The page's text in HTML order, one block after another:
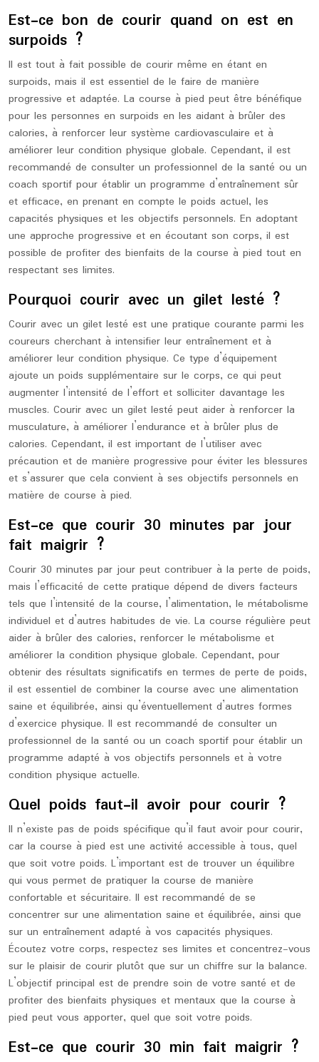
Est-ce bon de courir quand on est en
surpoids ?
Il est tout à fait possible de courir même en étant en
surpoids, mais il est essentiel de le faire de manière
progressive et adaptée. La course à pied peut être bénéfique
pour les personnes en surpoids en les aidant à brûler des
calories, à renforcer leur système cardiovasculaire et à
améliorer leur condition physique globale. Cependant, il est
recommandé de consulter un professionnel de la santé ou un
coach sportif pour établir un programme d’entraînement sûr
et efficace, en prenant en compte le poids actuel, les
capacités physiques et les objectifs personnels. En adoptant
une approche progressive et en écoutant son corps, il est
possible de profiter des bienfaits de la course à pied tout en
respectant ses limites.
Pourquoi courir avec un gilet lesté ?
Courir avec un gilet lesté est une pratique courante parmi les
coureurs cherchant à intensifier leur entraînement et à
améliorer leur condition physique. Ce type d’équipement
ajoute un poids supplémentaire sur le corps, ce qui peut
augmenter l’intensité de l’effort et solliciter davantage les
muscles. Courir avec un gilet lesté peut aider à renforcer la
musculature, à améliorer l’endurance et à brûler plus de
calories. Cependant, il est important de l’utiliser avec
précaution et de manière progressive pour éviter les blessures
et s’assurer que cela convient à ses objectifs personnels en
matière de course à pied.
Est-ce que courir 30 minutes par jour
fait maigrir ?
Courir 30 minutes par jour peut contribuer à la perte de poids,
mais l’efficacité de cette pratique dépend de divers facteurs
tels que l’intensité de la course, l’alimentation, le métabolisme
individuel et d’autres habitudes de vie. La course régulière peut
aider à brûler des calories, renforcer le métabolisme et
améliorer la condition physique globale. Cependant, pour
obtenir des résultats significatifs en termes de perte de poids,
il est essentiel de combiner la course avec une alimentation
saine et équilibrée, ainsi qu’éventuellement d’autres formes
d’exercice physique. Il est recommandé de consulter un
professionnel de la santé ou un coach sportif pour établir un
programme adapté à vos objectifs personnels et à votre
condition physique actuelle.
Quel poids faut-il avoir pour courir ?
Il n’existe pas de poids spécifique qu’il faut avoir pour courir,
car la course à pied est une activité accessible à tous, quel
que soit votre poids. L’important est de trouver un équilibre
qui vous permet de pratiquer la course de manière
confortable et sécuritaire. Il est recommandé de se
concentrer sur une alimentation saine et équilibrée, ainsi que
sur un entraînement adapté à vos capacités physiques.
Écoutez votre corps, respectez ses limites et concentrez-vous
sur le plaisir de courir plutôt que sur un chiffre sur la balance.
L’objectif principal est de prendre soin de votre santé et de
profiter des bienfaits physiques et mentaux que la course à
pied peut vous apporter, quel que soit votre poids.
Est-ce que courir 30 min fait maigrir ?